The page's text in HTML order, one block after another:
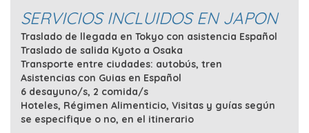
SERVICIOS INCLUIDOS EN JAPON
Traslado de llegada en Tokyo con asistencia Español
Traslado de salida Kyoto a Osaka
Transporte entre ciudades: autobús, tren
Asistencias con Guias en Español
6 desayuno/s, 2 comida/s
Hoteles, Régimen Alimenticio, Visitas y guías según
se especifique o no, en el itinerario